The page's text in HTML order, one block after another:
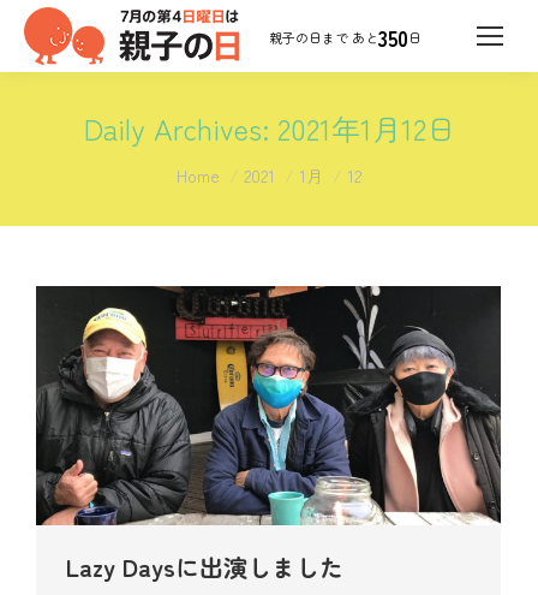
350日
Daily Archives: 2021年1月12日
You are here:
Home 2021 1月 12
Lazy Daysに出演しました